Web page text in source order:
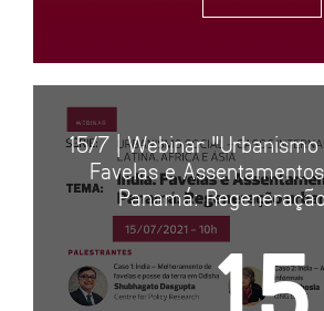
15/7 | Webinar
Favelas e
Panamá:
15